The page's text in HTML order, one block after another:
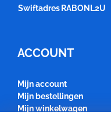
Swiftadres RABONL2U
ACCOUNT
Mijn account
Mijn bestellingen
Mijn winkelwagen